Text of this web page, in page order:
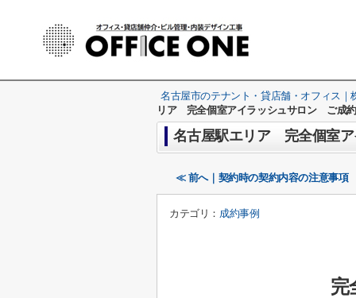
名古屋市のテナント・貸店舗・オフィス
リア 完全個室アイラッシュサロン ご成
名古屋駅エリア 完全個室
≪ 前へ｜契約時の契約内容の注意事項
カテゴリ： 成約事例
完